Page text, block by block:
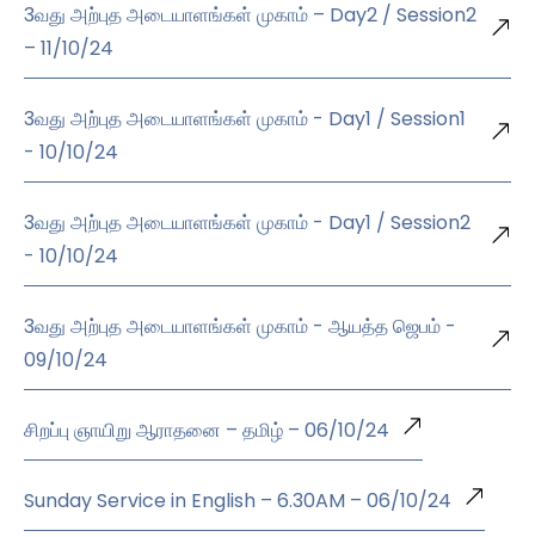
3வது அற்புத அடையாளங்கள் முகாம் – Day2 / Session2
– 11/10/24
3வது அற்புத அடையாளங்கள் முகாம் - Day1 / Session1
- 10/10/24
3வது அற்புத அடையாளங்கள் முகாம் - Day1 / Session2
- 10/10/24
3வது அற்புத அடையாளங்கள் முகாம் - ஆயத்த ஜெபம் -
09/10/24
சிறப்பு ஞாயிறு ஆராதனை – தமிழ் – 06/10/24
Sunday Service in English – 6.30AM – 06/10/24